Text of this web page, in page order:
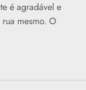
é agradável e
mesmo. O